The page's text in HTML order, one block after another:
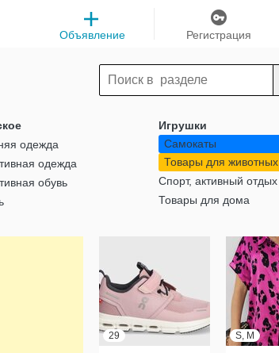
Регистрация
Объявление
одежда
одежда
обувь
Игрушки
Самокаты
Товары для животных
Спорт, активный отдых
Товары для дома
29 S, M